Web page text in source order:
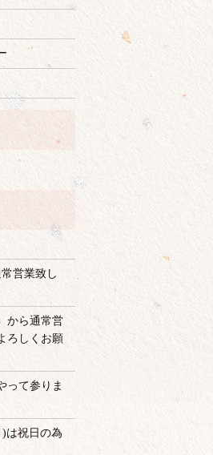
営業致し
から通常営
ろしくお願
って参りま
は祝日の為